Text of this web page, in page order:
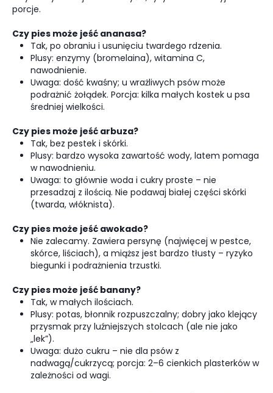
porcje.
Czy pies może jeść ananasa?
Tak, po obraniu i usunięciu twardego rdzenia.
Plusy: enzymy (bromelaina), witamina C,
nawodnienie.
Uwaga: dość kwaśny; u wrażliwych psów może
podrażnić żołądek. Porcja: kilka małych kostek u psa
średniej wielkości.
Czy pies może jeść arbuza?
Tak, bez pestek i skórki.
Plusy: bardzo wysoka zawartość wody, latem pomaga
w nawodnieniu.
Uwaga: to głównie woda i cukry proste – nie
przesadzaj z ilością. Nie podawaj białej części skórki
(twarda, włóknista).
Czy pies może jeść awokado?
Nie zalecamy. Zawiera persynę (najwięcej w pestce,
skórce, liściach), a miąższ jest bardzo tłusty – ryzyko
biegunki i podrażnienia trzustki.
Czy pies może jeść banany?
Tak, w małych ilościach.
Plusy: potas, błonnik rozpuszczalny; dobry jako klejący
przysmak przy luźniejszych stolcach (ale nie jako
„lek”).
Uwaga: dużo cukru – nie dla psów z
nadwagą/cukrzycą; porcja: 2–6 cienkich plasterków w
zależności od wagi.